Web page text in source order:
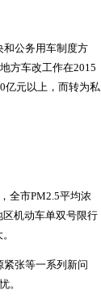
公务用车制度方
方车改工作在2015
亿元以上，而转为私
全市PM2.5平均浓
机动车单双号限行
张等一系列新问
。